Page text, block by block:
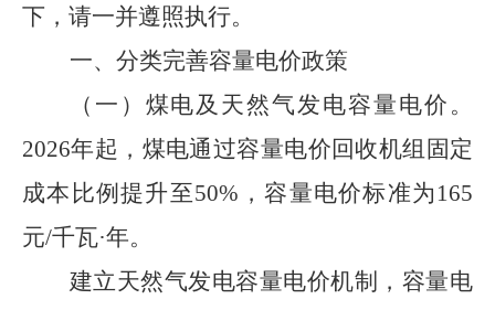
下，请一并遵照执行。
一、 分类完善容量电价政策
（一）煤电及天然气发电容量电价。
2026年起，煤电通过容量电价回收机组固定
成本比例提升至50% ，容量电价标准为 165
元/千瓦·年。
建立天然气发电容量电价机制，容量电